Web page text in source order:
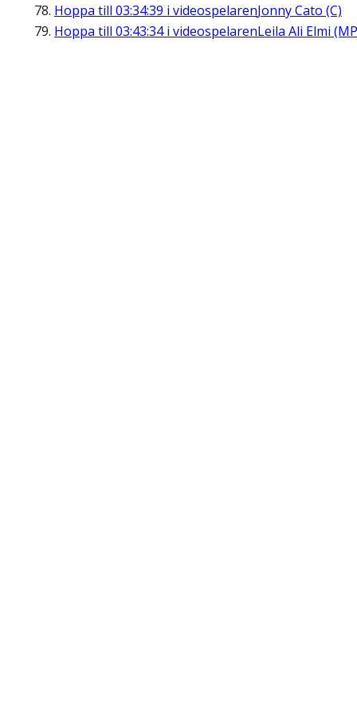
Hoppa till 03:34:39 i videospelarenJonny Cato (C)
Hoppa till 03:43:34i videospelarenLeila Ali Elmi